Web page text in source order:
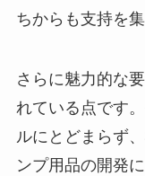
ちからも支持を
さらに魅力的な
れている点です
ルにとどまらず
ンプ用品の開発